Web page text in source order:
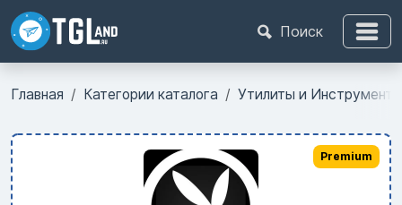
Поиск
Главная Категории каталога Утилиты и Инструменты
Premium